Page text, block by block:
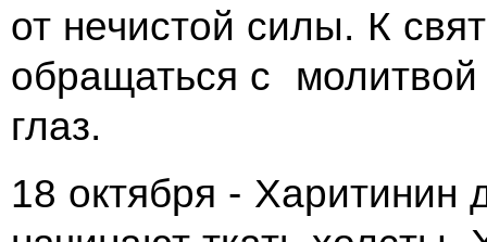
от нечистой силы. К
обращаться с
глаз.
18 октября -